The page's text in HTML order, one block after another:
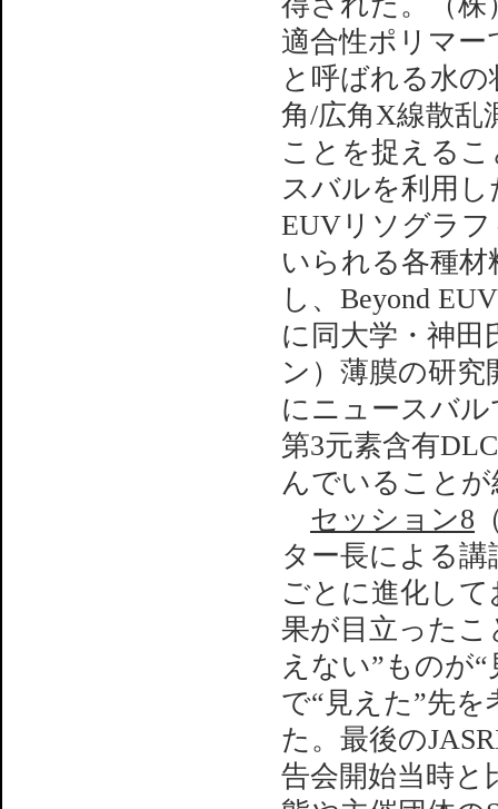
適合性ポリマ
と呼ばれる水
角/広角X線散乱
ことを捉える
スバルを利用
EUVリソグラ
いられる各種
し、Beyond
に同大学・神
ン）薄膜の研究
にニュースバ
第3元素含有
んでいること
セッション8
ター長による
ごとに進化し
果が目立ったこ
えない”ものが
で“見えた”先
た。最後の
告会開始当時と